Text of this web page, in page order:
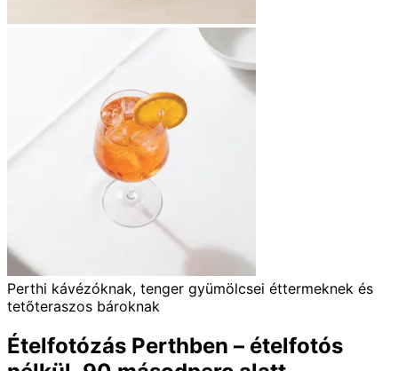
Perthi kávézóknak, tenger gyümölcsei éttermeknek és
tetőteraszos bároknak
Ételfotózás Perthben – ételfotós